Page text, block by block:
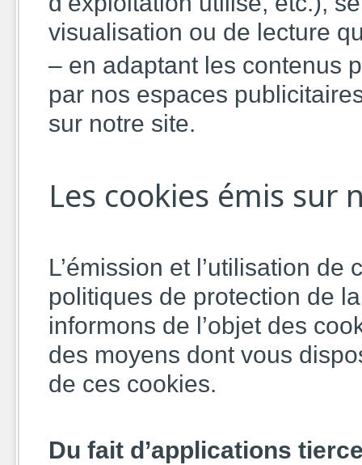
visualisation ou de lecture
– en adaptant les contenus
par nos espaces
sur notre site.
Les cookies émis sur
L’émission et l’utilisation
politiques de protection de
informons de l’objet des
des moyens dont vous
de ces cookies.
Du fait d’applications